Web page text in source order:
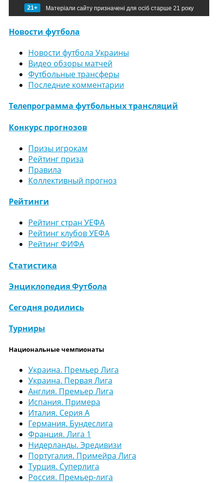
21+ Матеріали сайту призначені для осіб старше 21 року
Новости футбола
Новости футбола Украины
Видео обзоры матчей
Футбольные трансферы
Последние комментарии
Телепрограмма футбольных трансляций
Конкурс прогнозов
Призы игрокам
Рейтинг приза
Правила
Коллективный прогноз
Рейтинги
Рейтинг стран УЕФА
Рейтинг клубов УЕФА
Рейтинг ФИФА
Статистика
Энциклопедия Футбола
Сегодня родились
Турниры
Национальные чемпионаты
Украина. Премьер Лига
Украина. Первая Лига
Англия. Премьер Лига
Испания. Примера
Италия. Серия А
Германия. Бундеслига
Франция. Лига 1
Нидерланды. Эредивизи
Португалия. Примейра Лига
Турция. Суперлига
Россия. Премьер-лига